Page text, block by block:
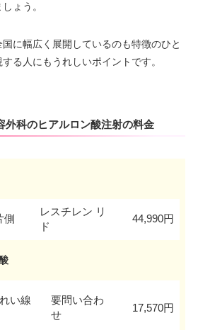
ょう。
に幅広く展開しているのも特徴のひと
る人にもうれしいポイントです。
外科のヒアルロン酸注射の料金
側
レスチレン リ
ド
44,990円
い線
要問い合わ
せ
17,570円